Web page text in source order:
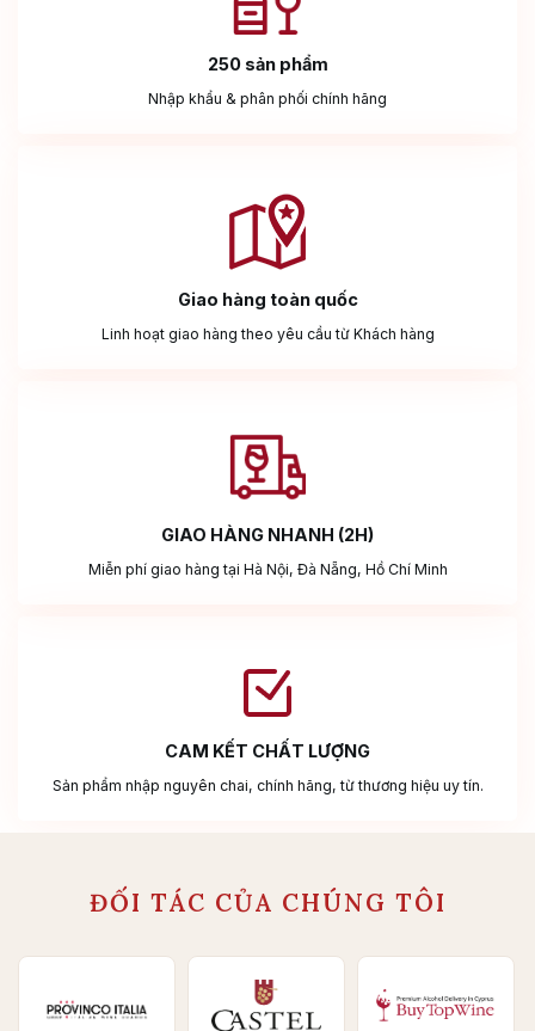
250 sản phẩm
Nhập khẩu & phân phối chính hãng
Giao hàng toàn quốc
Linh hoạt giao hàng theo yêu cầu từ Khách hàng
GIAO HÀNG NHANH (2H)
Miễn phí giao hàng tại Hà Nội, Đà Nẵng, Hồ Chí Minh
CAM KẾT CHẤT LƯỢNG
Sản phẩm nhập nguyên chai, chính hãng, từ thương hiệu uy tín.
ĐỐI TÁC CỦA CHÚNG TÔI